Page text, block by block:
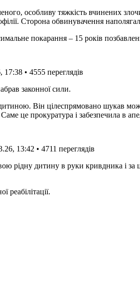
особливу тяжкість вчинених
Сторона обвинувачення
покарання – 15 років
17:38 • 4555 переглядiв
законної сили.
це прокуратура і забезпечила в
13:42 • 4711 переглядiв
рідну дитину в руки кривдника і